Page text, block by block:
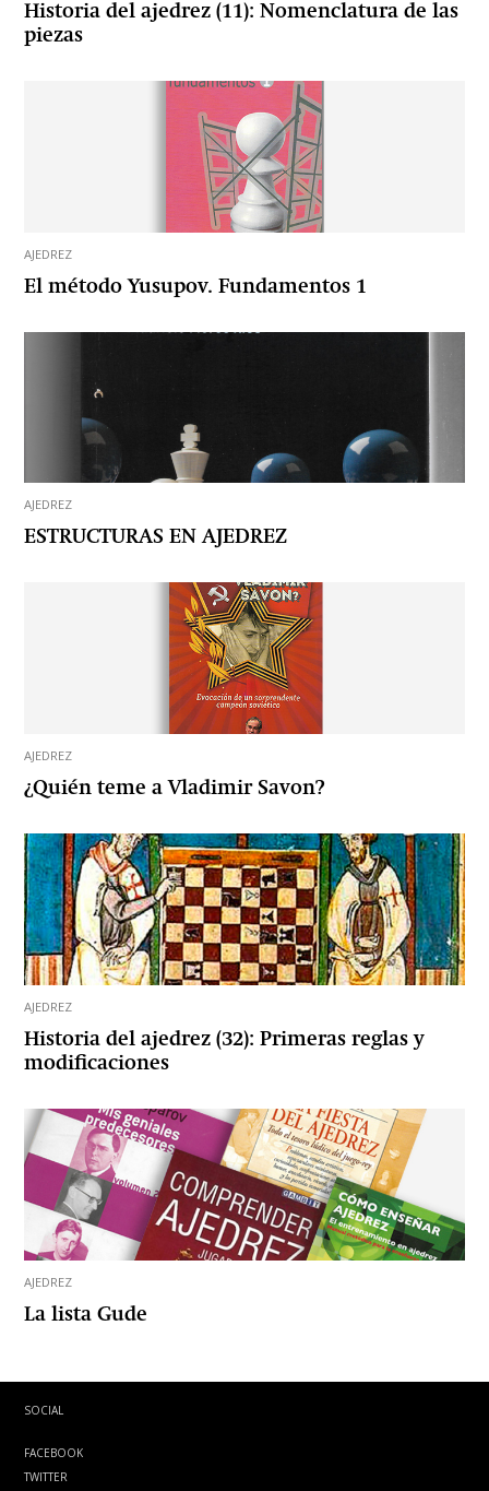
Historia del ajedrez (11): Nomenclatura de las
piezas
AJEDREZ
El método Yusupov. Fundamentos 1
AJEDREZ
ESTRUCTURAS EN AJEDREZ
AJEDREZ
¿Quién teme a Vladimir Savon?
AJEDREZ
Historia del ajedrez (32): Primeras reglas y
modificaciones
AJEDREZ
La lista Gude
SOCIAL
FACEBOOK
TWITTER